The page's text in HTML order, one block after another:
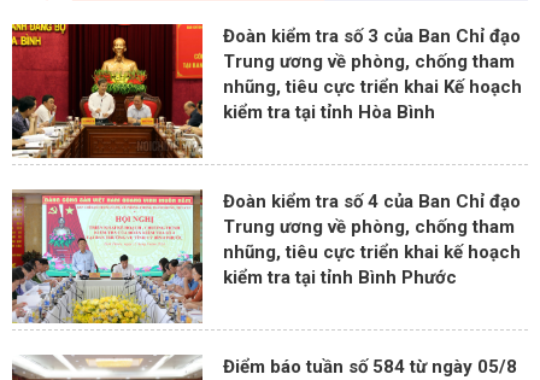
Đoàn kiểm tra số 3 của Ban Chỉ đạo
Trung ương về phòng, chống tham
nhũng, tiêu cực triển khai Kế hoạch
kiểm tra tại tỉnh Hòa Bình
Đoàn kiểm tra số 4 của Ban Chỉ đạo
Trung ương về phòng, chống tham
nhũng, tiêu cực triển khai kế hoạch
kiểm tra tại tỉnh Bình Phước
Điểm báo tuần số 584 từ ngày 05/8